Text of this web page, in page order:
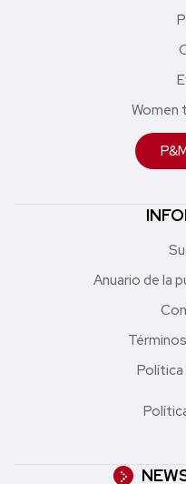
Women
Anuario de la
Política